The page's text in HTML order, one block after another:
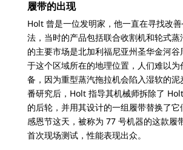
履带的出现
Holt 曾是一位发明家，他一直在寻找改
法，当时的产品包括联合收割机和轮式
的主要市场是北加利福尼亚州圣华金河谷
于这个区域所在的地理位置，人们难以
备，因为重型蒸汽拖拉机会陷入湿软的
番研究后，Holt 指导其机械师拆除了
的后轮，并用其设计的一组履带替换了
感恩节这天，被称为 77 号机器的这款履
首次现场测试，性能表现出众。